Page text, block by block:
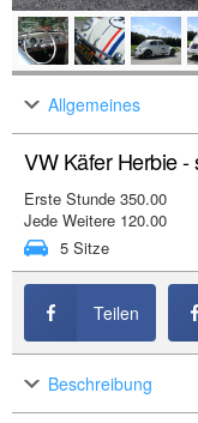
Allgemeines
VW Käfer Herbie -
Erste Stunde 350.00
Jede Weitere 120.00
5 Sitze
Teilen
Beschreibung